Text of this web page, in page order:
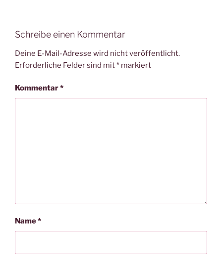
Schreibe einen Kommentar
Deine E-Mail-Adresse wird nicht veröffentlicht.
Erforderliche Felder sind mit* markiert
Kommentar*
Name*